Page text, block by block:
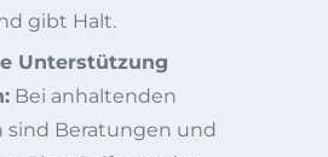
gibt Halt.
Unterstützung
Bei anhaltenden
sind Beratungen und